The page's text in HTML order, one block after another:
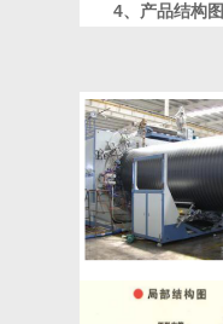
4、 产品结构图